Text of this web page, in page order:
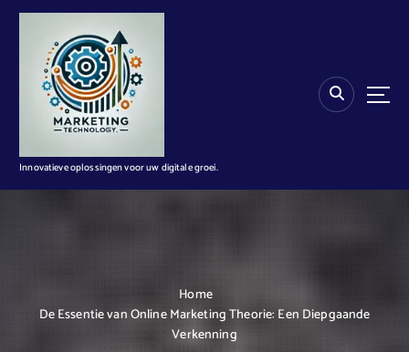
n
Innovatieve oplossingen voor uw digitale groei.
Home
De Essentie van Online Marketing Theorie: Een Diepgaande
Verkenning